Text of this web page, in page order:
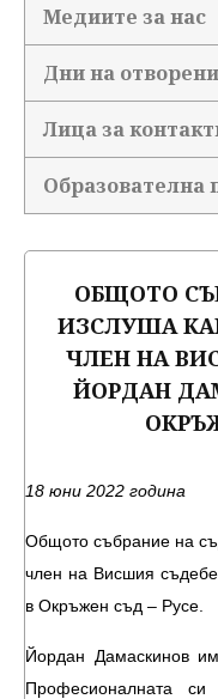
Медиите за нас
Дни на
Лица за
Образователна
ОБЩОТО
ИЗСЛУША
ЧЛЕН НА
ЙОРДАН
18 юни 2022 година
Общото събрание на
член на Висшия
в Окръжен съд – Русе.
Йордан Дамаскинов
Професионалната